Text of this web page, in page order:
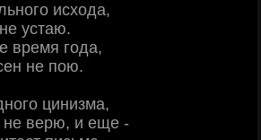
исхода,
устаю.
время года,
не пою.
цинизма,
не верю, и еще -